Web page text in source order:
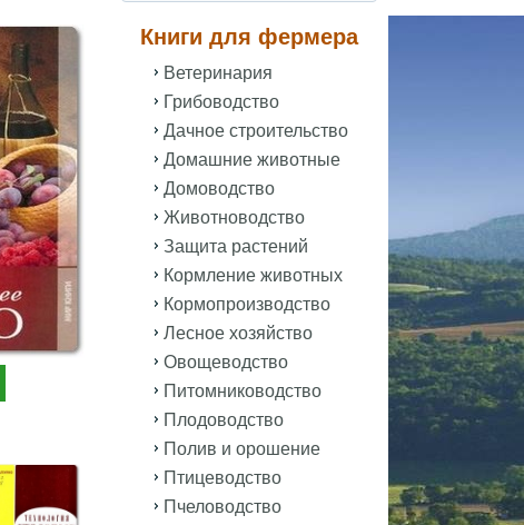
Книги для фермера
Ветеринария
Грибоводство
Дачное строительство
Домашние животные
Домоводство
Животноводство
Защита растений
Кормление животных
Кормопроизводство
Лесное хозяйство
Овощеводство
Питомниководство
Плодоводство
Полив и орошение
Птицеводство
Пчеловодство